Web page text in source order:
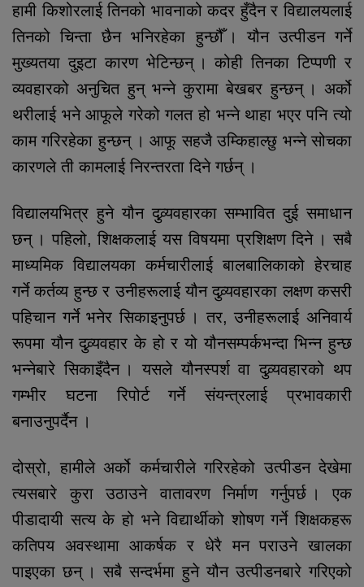
हामी किशोरलाई तिनको भावनाको कदर हुँदैन र विद्यालयलाई
तिनको चिन्ता छैन भनिरहेका हुन्छौँ । यौन उत्पीडन गर्ने
मुख्यतया दुइटा कारण भेटिन्छन् । कोही तिनका टिप्पणी र
व्यवहारको अनुचित हुन् भन्ने कुरामा बेखबर हुन्छन् । अर्को
थरीलाई भने आफूले गरेको गलत हो भन्ने थाहा भएर पनि त्यो
काम गरिरहेका हुन्छन् । आफू सहजै उम्किहाल्छु भन्ने सोचका
कारणले ती कामलाई निरन्तरता दिने गर्छन् ।
विद्यालयभित्र हुने यौन दुव्र्यवहारका सम्भावित दुई समाधान
छन् । पहिलो, शिक्षकलाई यस विषयमा प्रशिक्षण दिने । सबै
माध्यमिक विद्यालयका कर्मचारीलाई बालबालिकाको हेरचाह
गर्ने कर्तव्य हुन्छ र उनीहरूलाई यौन दुव्र्यवहारका लक्षण कसरी
पहिचान गर्ने भनेर सिकाइनुपर्छ । तर, उनीहरूलाई अनिवार्य
रूपमा यौन दुव्र्यवहार के हो र यो यौनसम्पर्कभन्दा भिन्न हुन्छ
भन्नेबारे सिकाइँदैन । यसले यौनस्पर्श वा दुव्र्यवहारको थप
गम्भीर घटना रिपोर्ट गर्ने संयन्त्रलाई प्रभावकारी
बनाउनुपर्दैन ।
दोस्रो, हामीले अर्को कर्मचारीले गरिरहेको उत्पीडन देखेमा
त्यसबारे कुरा उठाउने वातावरण निर्माण गर्नुपर्छ । एक
पीडादायी सत्य के हो भने विद्यार्थीको शोषण गर्ने शिक्षकहरू
कतिपय अवस्थामा आकर्षक र धेरै मन पराउने खालका
पाइएका छन् । सबै सन्दर्भमा हुने यौन उत्पीडनबारे गरिएको